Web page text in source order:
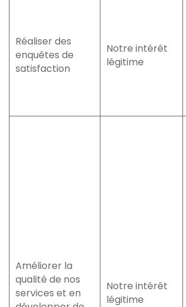
Réaliser des
enquêtes de
satisfaction
Notre intérêt
légitime
Améliorer la
qualité de nos
services et en
Notre intérêt
légitime